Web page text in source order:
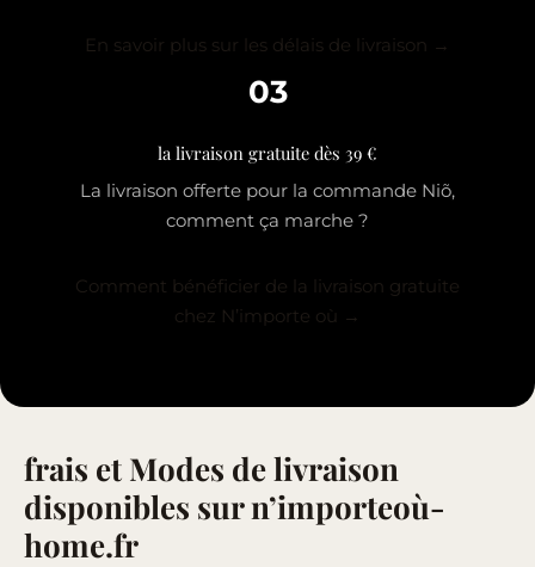
En savoir plus sur les délais de livraison →
03
la livraison gratuite dès 39 €
La livraison offerte pour la commande Niõ,
comment ça marche ?
Comment bénéficier de la livraison gratuite
chez N’importe où →
frais et Modes de livraison
disponibles sur n’importeoù-
home.fr